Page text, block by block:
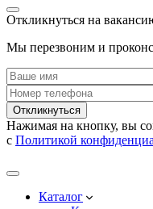
Откликнуться на
Мы перезвоним и
Откликнуться
Нажимая на кнопку, вы
с Политикой
Каталог